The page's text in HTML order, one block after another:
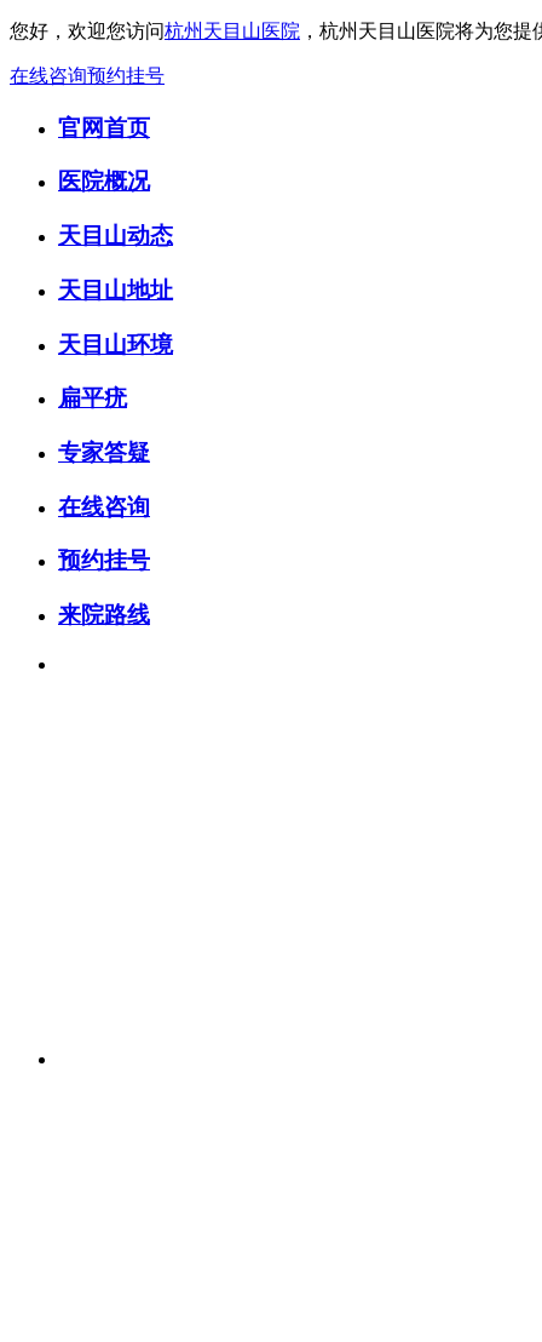
您好，欢迎您访问杭州天目山医院 ，杭州天目山医院将为您
在线咨询预约挂号
官网首页
医院概况
天目山动态
天目山地址
天目山环境
扁平疣
专家答疑
在线咨询
预约挂号
来院路线